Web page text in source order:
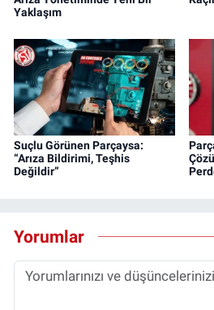
Yaklaşım
Suçlu Görünen Parçaysa:
“Arıza Bildirimi, Teşhis
Değildir”
Yorumlar